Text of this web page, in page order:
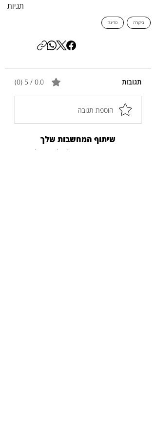
תגיות
ביקורת מדינה
תגובות 0.0 / 5 ‏(0)
הוספת תגובה
שיתוף המחשבות שלך
התגובה הראשונה יכולה להיות שלך.